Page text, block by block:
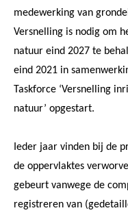
medewerking van
Versnelling is nodig om
natuur eind 2027 te
eind 2021 in
Taskforce ‘Versnelling
natuur’ opgestart.
Ieder jaar vinden bij de
de oppervlaktes
gebeurt vanwege de
registreren van